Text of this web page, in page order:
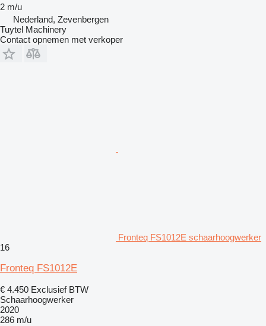
2 m/u
Nederland, Zevenbergen
Tuytel Machinery
Contact opnemen met verkoper
Fronteq FS1012E schaarhoogwerker
16
Fronteq FS1012E
€ 4.450 Exclusief BTW
Schaarhoogwerker
2020
286 m/u